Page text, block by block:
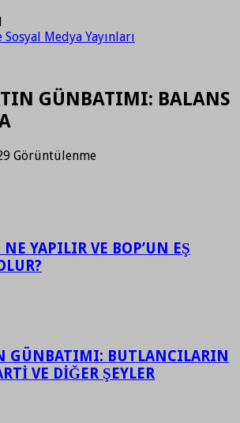
Medya Yayınları
GÜNBATIMI: BALANS
Görüntülenme
YAPILIR VE BOP’UN EŞ
GÜNBATIMI: BUTLANCILARIN
VE DİĞER ŞEYLER